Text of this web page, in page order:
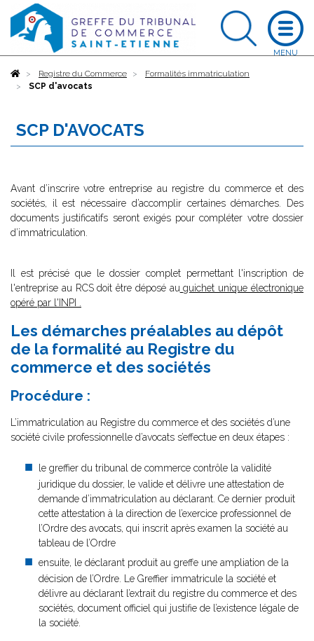
AccueilRegistre du Commerce
Formalités immatriculation
SCP d'avocats
SCP D'AVOCATS
Avant d’inscrire votre entreprise au registre du commerce et des
sociétés, il est nécessaire d’accomplir certaines démarches. Des
documents justificatifs seront exigés pour compléter votre dossier
d’immatriculation.
Il est précisé que le dossier complet permettant l'inscription de
l'entreprise au RCS doit être déposé au guichet unique électronique
opéré par l'INPI
Les démarches préalables au dépôt
de la formalité au Registre du
commerce et des sociétés
Procédure :
L’immatriculation au Registre du commerce et des sociétés d’une
société civile professionnelle d’avocats s’effectue en deux étapes :
le greffier du tribunal de commerce contrôle la validité
juridique du dossier, le valide et délivre une attestation de
demande d’immatriculation au déclarant. Ce dernier produit
cette attestation à la direction de l’exercice professionnel de
l’Ordre des avocats, qui inscrit après examen la société au
tableau de l’Ordre
ensuite, le déclarant produit au greffe une ampliation de la
décision de l’Ordre. Le Greffier immatricule la société et
délivre au déclarant l’extrait du registre du commerce et des
sociétés, document officiel qui justifie de l’existence légale de
la société.